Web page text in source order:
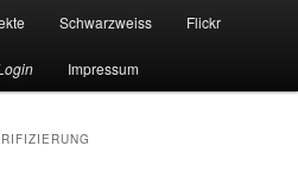
Schwarzweiss Flickr
Impressum